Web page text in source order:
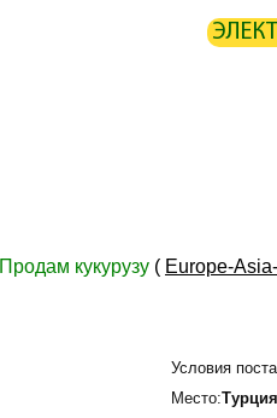
Продам кукурузу ( Europe-
Условия
Место:Турция